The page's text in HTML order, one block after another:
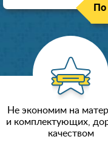
По
Не экономим на
и комплектующих,
качеством